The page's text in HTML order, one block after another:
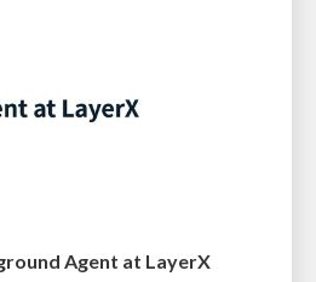
Agent at LayerX